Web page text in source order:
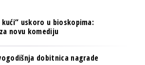
kući“ uskoro u bioskopima:
novu komediju
dobitnica nagrade